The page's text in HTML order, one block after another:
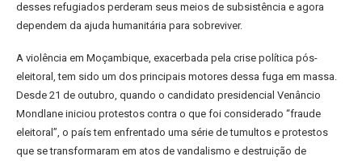
desses refugiados perderam seus meios de subsistência e agora
dependem da ajuda humanitária para sobreviver.
A violência em Moçambique, exacerbada pela crise política pós-
eleitoral, tem sido um dos principais motores dessa fuga em massa.
Desde 21 de outubro, quando o candidato presidencial Venâncio
Mondlane iniciou protestos contra o que foi considerado “fraude
eleitoral”, o país tem enfrentado uma série de tumultos e protestos
que se transformaram em atos de vandalismo e destruição de